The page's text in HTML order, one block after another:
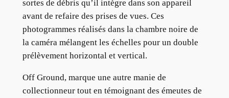
sortes de débris qu’il intègre dans son appareil
avant de refaire des prises de vues. Ces
photogrammes réalisés dans la chambre noire de
la caméra mélangent les échelles pour un double
prélèvement horizontal et vertical.
Off Ground, marque une autre manie de
collectionneur tout en témoignant des émeutes de